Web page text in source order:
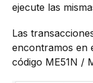
ejecute las
Las
encontramos en
código ME51N /